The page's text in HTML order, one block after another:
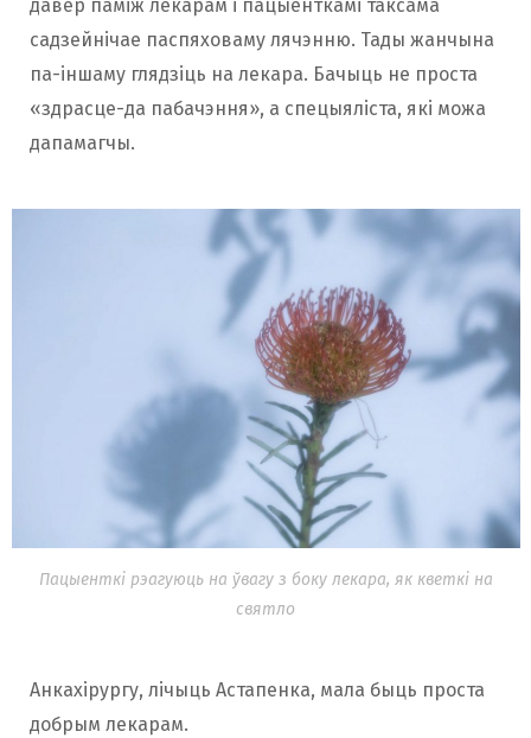
давер паміж лекарам і пацыенткамі таксама
садзейнічае паспяховаму лячэнню. Тады жанчына
па-іншаму глядзіць на лекара. Бачыць не проста
«здрасце-да пабачэння», а спецыяліста, які можа
дапамагчы.
Пацыенткі рэагуюць на ўвагу з боку лекара, як кветкі на
святло
Анкахірургу, лічыць Астапенка, мала быць проста
добрым лекарам.